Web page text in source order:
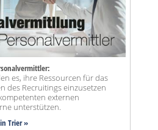
es, ihre Ressourcen für das
des Recruitings einzusetzen
externen
unterstützen.
Trier »